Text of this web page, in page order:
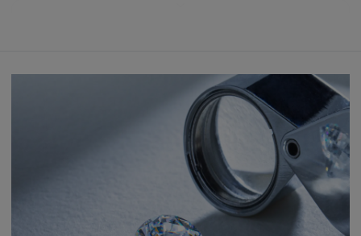
Einfach:
Perfekt aufeinander abgestimmter Schmuck
Schaffen Sie ein einzigartiges Set, das zu Ihrem Verlobungsring passt.
Wählen Sie Ohrringe, Anhänger oder Eheringe aus der Kollektion.